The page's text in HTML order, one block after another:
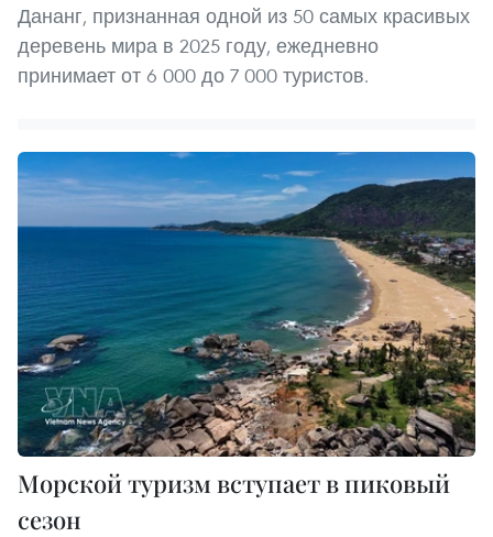
Дананг, признанная одной из 50 самых красивых
деревень мира в 2025 году, ежедневно
принимает от 6 000 до 7 000 туристов.
Морской туризм вступает в пиковый
сезон